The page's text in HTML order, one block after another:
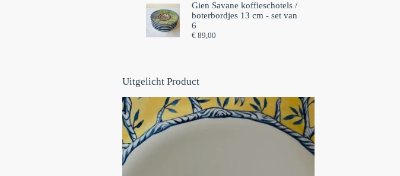
Gien Savane koffieschotels /
boterbordjes 13 cm - set van
6⁠
€89,00
Uitgelicht Product